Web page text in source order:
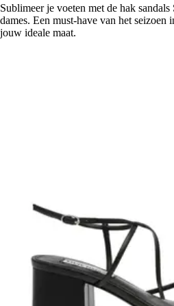
Sublimeer je voeten met de hak
dames. Een must-have van het seizoen
jouw ideale maat.